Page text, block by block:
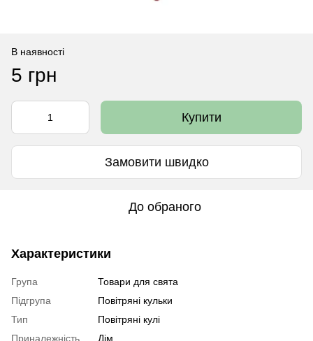
В наявності
5 грн
Купити
Замовити швидко
До обраного
Характеристики
Група
Товари для свята
Підгрупа
Повітряні кульки
Тип
Повітряні кулі
Приналежність
Дім